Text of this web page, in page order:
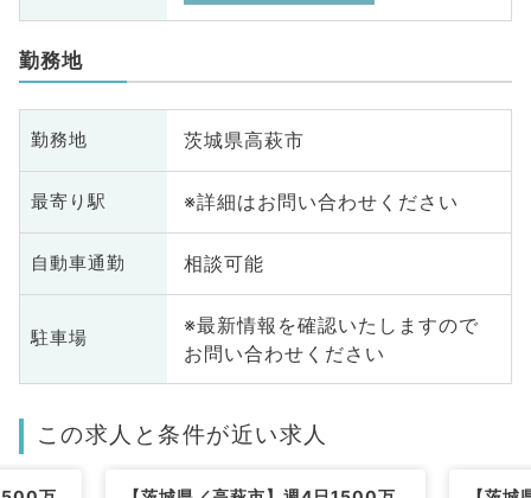
勤務地
勤務地 茨城県高萩市
最寄り駅 ※詳細はお問い合わせください
自動車通勤 相談可能
駐車場
※最新情報を確認いたしますので
お問い合わせください
この求人と条件が近い求人